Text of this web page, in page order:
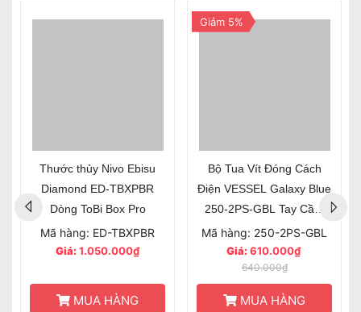
Thước thủy Nivo Ebisu
Diamond ED-TBXPBR
Dòng ToBi Box Pro
Mã hàng: ED-TBXPBR
Giá:1.050.000₫
MUA HÀNG
Giảm 5%
Bộ Tua Vít Đóng Cách
Điện VESSEL Galaxy Blue
250-2PS-GBL Tay Cầm
BallGrip Gồm 2 cây Đầu
PH2 Và Đầu Dẹp 6mm
Mã hàng: 250-2PS-GBL
Giá:610.000₫
640.000₫
MUA HÀNG